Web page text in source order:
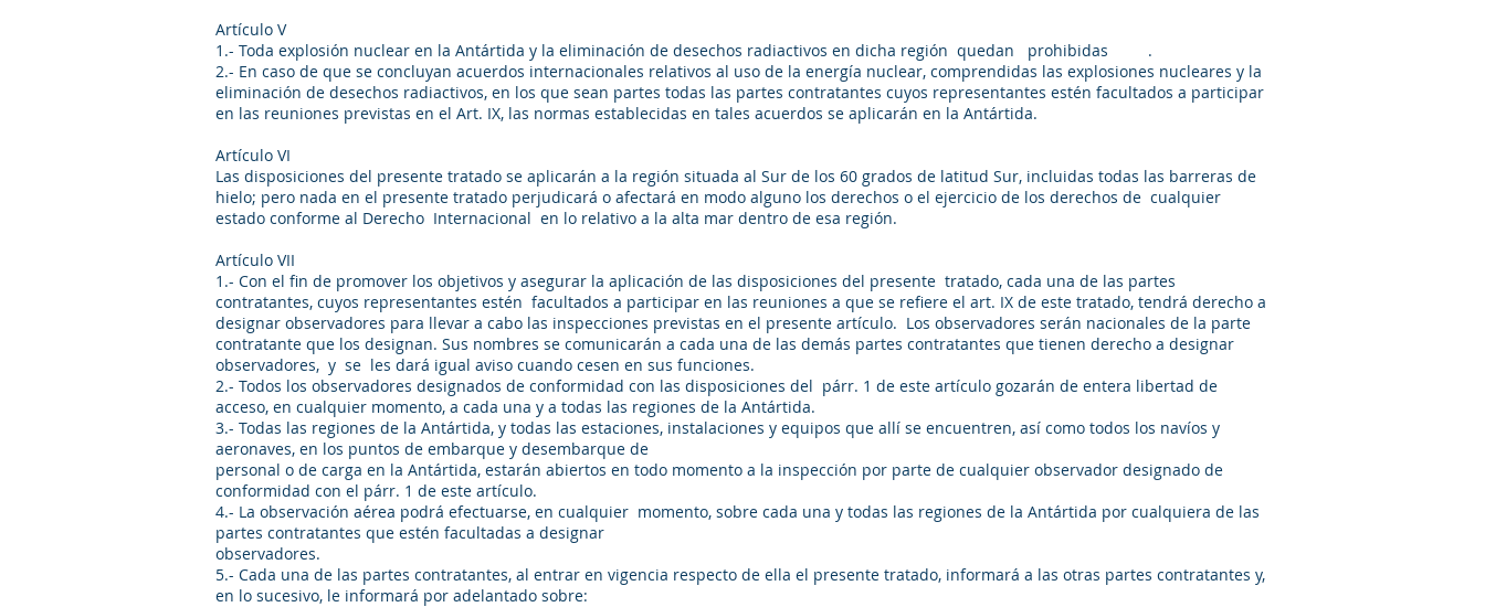
Artículo V
1.- Toda explosión nuclear en la Antártida y la eliminación de desechos radiactivos en dicha región quedan prohibidas .
2.- En caso de que se concluyan acuerdos internacionales relativos al uso de la energía nuclear, comprendidas las explosiones nucleares y la
eliminación de desechos radiactivos, en los que sean partes todas las partes contratantes cuyos representantes estén facultados a participar
en las reuniones previstas en el Art. IX, las normas establecidas en tales acuerdos se aplicarán en la Antártida.
Artículo VI
Las disposiciones del presente tratado se aplicarán a la región situada al Sur de los 60 grados de latitud Sur, incluidas todas las barreras de
hielo; pero nada en el presente tratado perjudicará o afectará en modo alguno los derechos o el ejercicio de los derechos de cualquier
estado conforme al Derecho Internacional en lo relativo a la alta mar dentro de esa región.
Artículo VII
1.- Con el fin de promover los objetivos y asegurar la aplicación de las disposiciones del presente tratado, cada una de las partes
contratantes, cuyos representantes estén facultados a participar en las reuniones a que se refiere el art. IX de este tratado, tendrá derecho a
designar observadores para llevar a cabo las inspecciones previstas en el presente artículo. Los observadores serán nacionales de la parte
contratante que los designan. Sus nombres se comunicarán a cada una de las demás partes contratantes que tienen derecho a designar
observadores, y se les dará igual aviso cuando cesen en sus funciones.
2.- Todos los observadores designados de conformidad con las disposiciones del párr. 1 de este artículo gozarán de entera libertad de
acceso, en cualquier momento, a cada una y a todas las regiones de la Antártida.
3.- Todas las regiones de la Antártida, y todas las estaciones, instalaciones y equipos que allí se encuentren, así como todos los navíos y
aeronaves, en los puntos de embarque y desembarque de
personal o de carga en la Antártida, estarán abiertos en todo momento a la inspección por parte de cualquier observador designado de
conformidad con el párr. 1 de este artículo.
4.- La observación aérea podrá efectuarse, en cualquier momento, sobre cada una y todas las regiones de la Antártida por cualquiera de las
partes contratantes que estén facultadas a designar
observadores.
5.- Cada una de las partes contratantes, al entrar en vigencia respecto de ella el presente tratado, informará a las otras partes contratantes y,
en lo sucesivo, le informará por adelantado sobre: